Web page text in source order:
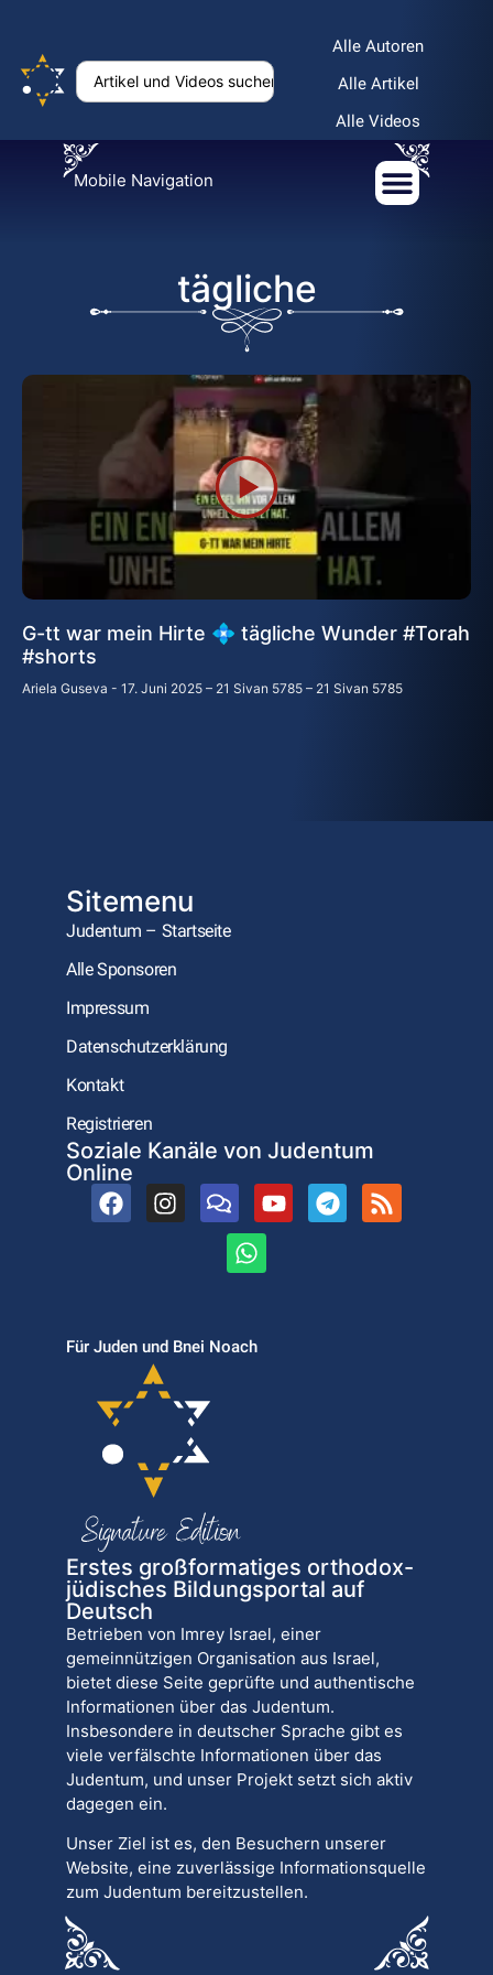
Alle Autoren
Alle Artikel
Alle Videos
Mobile Navigation
tägliche
G-tt war mein Hirte 💠 tägliche Wunder #Torah
#shorts
Ariela Guseva 17. Juni 2025 – 21 Sivan 5785 – 21 Sivan 5785
Sitemenu
Judentum – Startseite
Alle Sponsoren
Impressum
Datenschutzerklärung
Kontakt
Registrieren
Soziale Kanäle von Judentum
Online
Für Juden und Bnei Noach
Erstes großformatiges orthodox-
jüdisches Bildungsportal auf
Deutsch
Betrieben von Imrey Israel, einer
gemeinnützigen Organisation aus Israel,
bietet diese Seite geprüfte und authentische
Informationen über das Judentum.
Insbesondere in deutscher Sprache gibt es
viele verfälschte Informationen über das
Judentum, und unser Projekt setzt sich aktiv
dagegen ein.
Unser Ziel ist es, den Besuchern unserer
Website, eine zuverlässige Informationsquelle
zum Judentum bereitzustellen.